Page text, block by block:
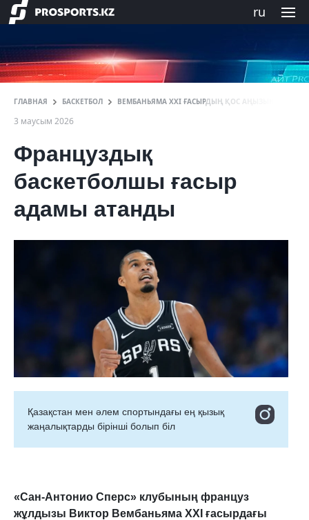
ru
ГЛАВНАЯ БАСКЕТБОЛ ВЕМБАНЬЯМА ХХІ ҒАСЫРДЫҢ ҚОС АҢЫЗЫНЫҢ
3 маусым 2026
Француздық
баскетболшы ғасыр
адамы атанды
Қазақстан мен әлем спортындағы ең қызық
жаңалықтарды бірінші болып біл
«Сан-Антонио Сперс» клубының француз
жұлдызы Виктор Вембаньяма ХХІ ғасырдағы